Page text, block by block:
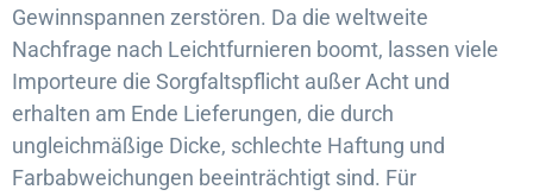
Gewinnspannen zerstören. Da die weltweite
Nachfrage nach Leichtfurnieren boomt, lassen viele
Importeure die Sorgfaltspflicht außer Acht und
erhalten am Ende Lieferungen, die durch
ungleichmäßige Dicke, schlechte Haftung und
Farbabweichungen beeinträchtigt sind. Für